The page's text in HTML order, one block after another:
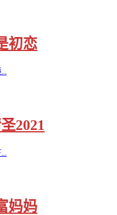
初恋
2021
妈妈